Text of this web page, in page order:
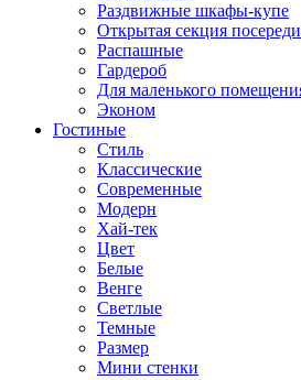
Раздвижные шкафы-купе
Открытая секция
Распашные
Гардероб
Для маленького
Эконом
Гостиные
Стиль
Классические
Современные
Модерн
Хай-тек
Цвет
Белые
Венге
Светлые
Темные
Размер
Мини стенки